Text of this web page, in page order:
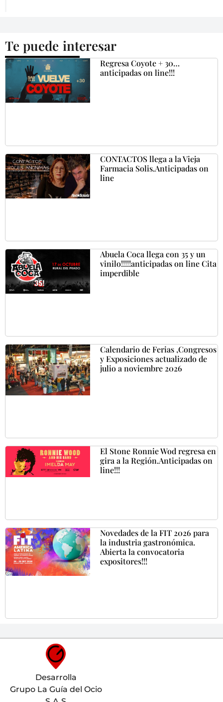
Te puede interesar
Regresa Coyote + 30…
anticipadas on line!!!
CONTACTOS llega a la Vieja
Farmacia Solis.Anticipadas on
line
Abuela Coca llega con 35 y un
vinilo!!!!!anticipadas on line Cita
imperdible
Calendario de Ferias ,Congresos
y Exposiciones actualizado de
julio a noviembre 2026
El Stone Ronnie Wod regresa en
gira a la Región.Anticipadas on
line!!!
Novedades de la FIT 2026 para
la industria gastronómica.
Abierta la convocatoria
expositores!!!
Desarrolla
Grupo La Guía del Ocio